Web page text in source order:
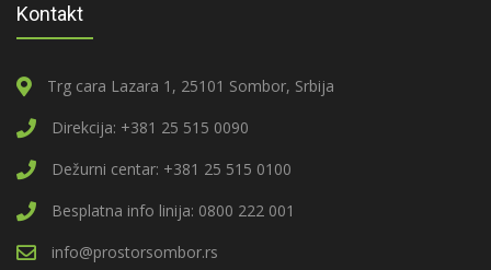
Kontakt
Trg cara Lazara 1, 25101 Sombor, Srbija
Direkcija: +381 25 515 0090
Dežurni centar: +381 25 515 0100
Besplatna info linija: 0800 222 001
info@prostorsombor.rs